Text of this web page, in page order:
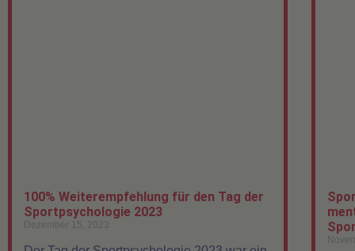
100% Weiterempfehlung für den Tag der
Sportpsychologie 2023
Dezember 15, 2023